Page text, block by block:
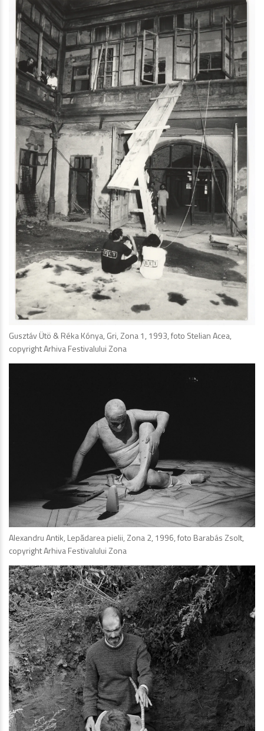
Gusztáv Ütö & Réka Kónya, Gri, Zona 1, 1993, foto Stelian Acea,
copyright Arhiva Festivalului Zona
Alexandru Antik, Lepădarea pielii, Zona 2, 1996, foto Barabás Zsolt,
copyright Arhiva Festivalului Zona